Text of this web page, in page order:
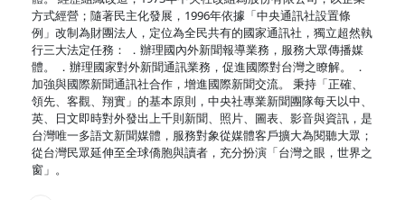
方式經營；隨著民主化發展，1996年依據「中央通訊社設置條
例」改制為財團法人，定位為全民共有的國家通訊社，獨立超然執
行三大法定任務： ．辦理國內外新聞報導業務，服務大眾傳播媒
體。 ．辦理國家對外新聞通訊業務，促進國際對台灣之瞭解。 ．
加強與國際新聞通訊社合作，增進國際新聞交流。 秉持「正確、
領先、客觀、翔實」的基本原則，中央社專業新聞團隊每天以中、
英、日文即時對外發出上千則新聞、照片、圖表、影音與資訊，是
台灣唯一多語文新聞媒體，服務對象從媒體客戶擴大為閱聽大眾；
從台灣民眾延伸至全球僑胞與讀者，充分扮演「台灣之眼，世界之
窗」。